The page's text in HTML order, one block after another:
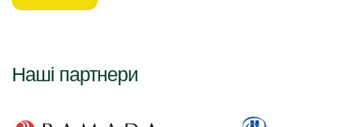
Наші партнери